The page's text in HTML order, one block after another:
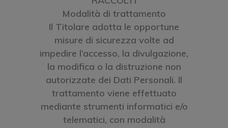
Modalità di trattamento
Il Titolare adotta le opportune
misure di sicurezza volte ad
impedire l’accesso, la divulgazione,
la modifica o la distruzione non
autorizzate dei Dati Personali. Il
trattamento viene effettuato
mediante strumenti informatici e/o
telematici, con modalità